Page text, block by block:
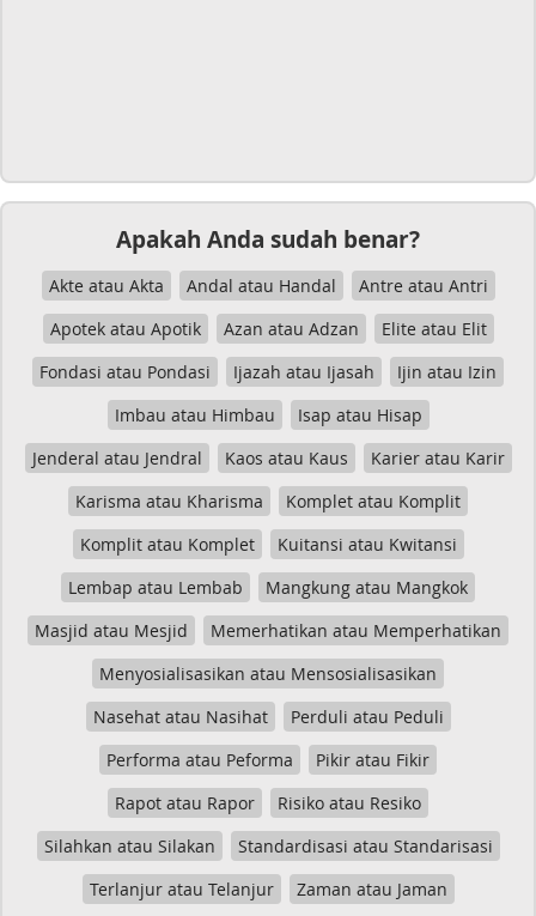
Apakah Anda sudah benar?
Akte atau Akta Andal atau Handal
Antre atau Antri
Apotek atau Apotik
Azan atau Adzan
Elite atau Elit
Fondasi atau Pondasi
Ijazah atau Ijasah
Ijin atau Izin
Imbau atau Himbau
Isap atau Hisap
Jenderal atau Jendral
Kaos atau Kaus
Karier atau Karir
Karisma atau Kharisma
Komplet atau Komplit
Komplit atau Komplet
Kuitansi atau Kwitansi
Lembap atau Lembab
Mangkung atau Mangkok
Masjid atau Mesjid
Memerhatikan atau Memperhatikan
Menyosialisasikan atau Mensosialisasikan
Nasehat atau Nasihat
Perduli atau Peduli
Performa atau Peforma
Pikir atau Fikir
Rapot atau Rapor
Risiko atau Resiko
Silahkan atau Silakan
Standardisasi atau Standarisasi
Terlanjur atau Telanjur
Zaman atau Jaman